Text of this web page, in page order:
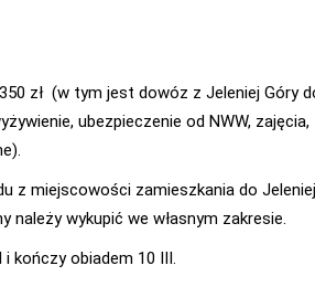
zł (w tym jest dowóz z Jeleniej Góry
ubezpieczenie od NWW, zajęcia,
z miejscowości zamieszkania do
należy wykupić we własnym zakresie.
kończy obiadem 10 III.